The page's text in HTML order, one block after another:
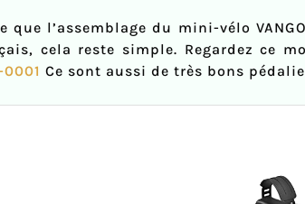
que l’assemblage du mini-vélo
cela reste simple. Regardez ce
0001 Ce sont aussi de très bons